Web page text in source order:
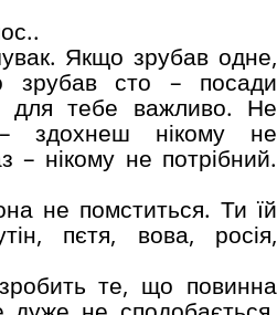
Якщо зрубав одне,
зрубав сто – посади
для тебе важливо. Не
здохнеш нікому не
– нікому не потрібний.
не помститься. Ти їй
пєтя, вова, росія,
те, що повинна